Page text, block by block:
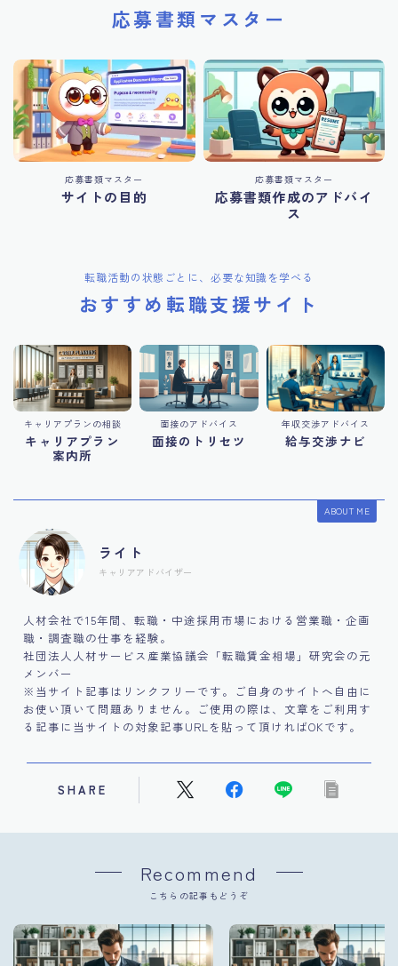
応募書類マスター
応募書類マスター
サイトの目的
応募書類マスター
応募書類作成のアドバイ
ス
転職活動の状態ごとに、必要な知識を学べる
おすすめ転職支援サイト
キャリアプランの相談
キャリアプラン
案内所
面接のアドバイス
面接のトリセツ
年収交渉アドバイス
給与交渉ナビ
ABOUT ME
ライト
キャリアアドバイザー
人材会社で15年間、転職・中途採用市場における営業職・企画
職・調査職の仕事を経験。
社団法人人材サービス産業協議会「転職賃金相場」研究会の元
メンバー
※当サイト記事はリンクフリーです。ご自身のサイトへ自由に
お使い頂いて問題ありません。ご使用の際は、文章をご利用す
る記事に当サイトの対象記事URLを貼って頂ければOKです。
SHARE
Recommend
こちらの記事もどうぞ